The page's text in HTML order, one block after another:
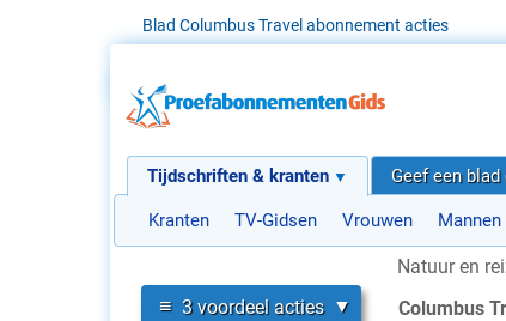
Blad Columbus Travel abonnement acties
Tijdschriften & kranten
Kranten TV-Gidsen Vrouwen Mannen
Geef een blad
Natuur en
≡ 3 voordeel acties Columbus